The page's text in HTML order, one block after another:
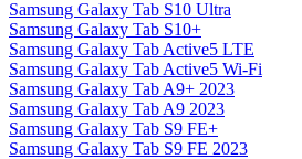
Samsung Galaxy Tab S10 Ultra
Samsung Galaxy Tab S10+
Samsung Galaxy Tab Active5 LTE
Samsung Galaxy Tab Active5 Wi-Fi
Samsung Galaxy Tab A9+ 2023
Samsung Galaxy Tab A9 2023
Samsung Galaxy Tab S9 FE+
Samsung Galaxy Tab S9 FE 2023